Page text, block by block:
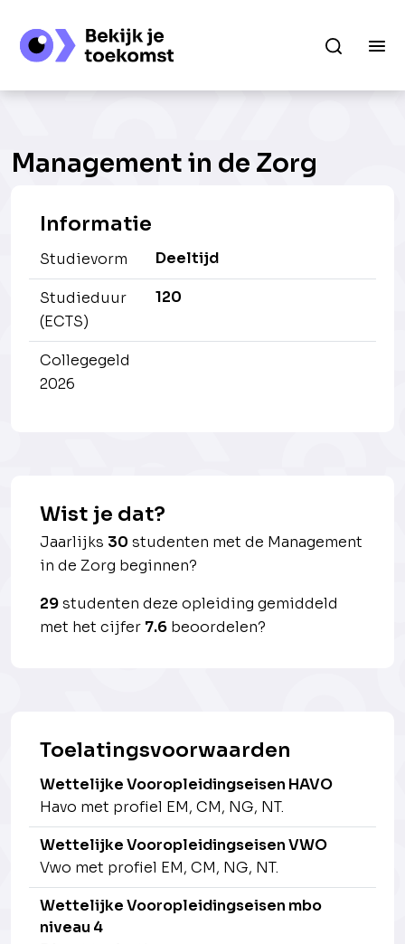
Management in de Zorg
Informatie
Studievorm Deeltijd
Studieduur
(ECTS)
120
Collegegeld
2026
Wist je dat?
Jaarlijks 30 studenten met de Management
in de Zorg beginnen?
29studenten deze opleiding gemiddeld
met het cijfer 7.6 beoordelen?
Toelatingsvoorwaarden
Wettelijke Vooropleidingseisen HAVO
Havo met profiel EM, CM, NG, NT.
Wettelijke Vooropleidingseisen VWO
Vwo met profiel EM, CM, NG, NT.
Wettelijke Vooropleidingseisen mbo
niveau 4